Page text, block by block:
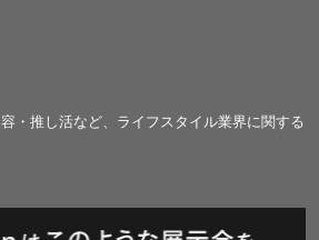
・推し活など、ライフスタイル業界に関する